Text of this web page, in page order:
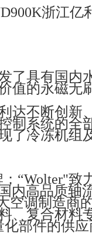
了具有国内
值的永磁无
达不断创
制系统的全
了冷冻机组
“Wolter"
内高品质
空调制造
、复合材料
化部件的供